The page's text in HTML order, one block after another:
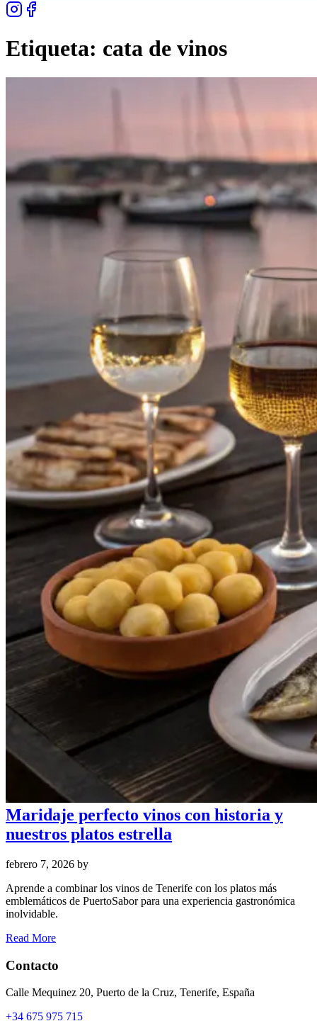
Etiqueta: cata de vinos
Maridaje perfecto vinos con historia y
nuestros platos estrella
febrero 7, 2026 by
Aprende a combinar los vinos de Tenerife con los platos más
emblemáticos de PuertoSabor para una experiencia gastronómica
inolvidable.
Read More
Contacto
Calle Mequinez 20, Puerto de la Cruz, Tenerife, España
+34 675 975 715